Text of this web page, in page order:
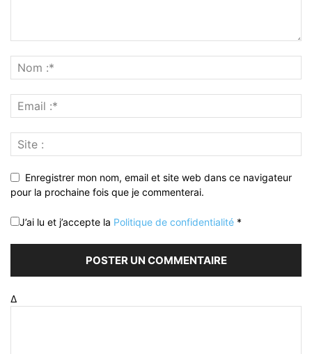
Enregistrer mon nom, email et site web dans ce navigateur
pour la prochaine fois que je commenterai.
J’ai lu et j’accepte la Politique de confidentialité *
Δ